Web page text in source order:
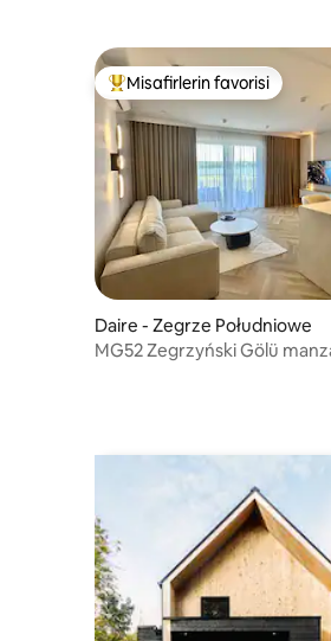
Misafirlerin favorilerinden en
Misafirlerin favorisi
Daire - Zegrze Południowe
MG52 Zegrzyński Gölü